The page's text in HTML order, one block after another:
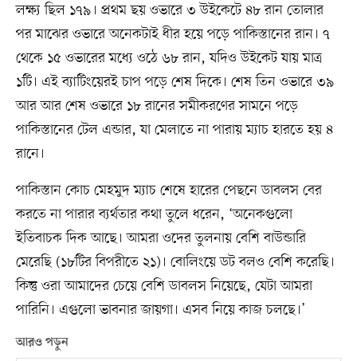
লক্ষ্য ছিল ১৭৯। প্রথম ছয় ওভারে ৩ উইকেটে ৪৮ রান তোলার
পর মাঝের ওভারে অনেকটাই ধীর হয়ে পড়ে পাকিস্তানের রান। ৭
থেকে ১৫ ওভারের মধ্যে ওঠে ৬৮ রান, যদিও উইকেট যায় মাত্র
১টি। এই ব্যাটিংয়েরই চাপ পড়ে শেষ দিকে। শেষ তিন ওভারে ৩৯
আর আর শেষ ওভারে ১৮ রানের সমীকরণের সামনে পড়ে
পাকিস্তানের টেল এন্ডার, যা মেলাতে না পারায় ম্যাচ হারতে হয় ৪
রানে।
পাকিস্তান কোচ মেহমুদ ম্যাচ শেষে হারের পেছনে ডাবলস বের
করতে না পারার ব্যর্থতার কথা তুলে ধরেন, ‘অনেকগুলো
ইতিবাচক দিক আছে। আমরা ওদের তুলনায় বেশি বাউন্ডারি
মেরেছি (১৮টির বিপরীতে ২১)। বোলিংয়ে ডট বলও বেশি করেছি।
কিন্তু ওরা আমাদের চেয়ে বেশি ডাবলস নিয়েছে, যেটা আমরা
পারিনি। এগুলো ভাবনার জায়গা। এসব নিয়ে কাজ চলছে।’
আরও পড়ুন